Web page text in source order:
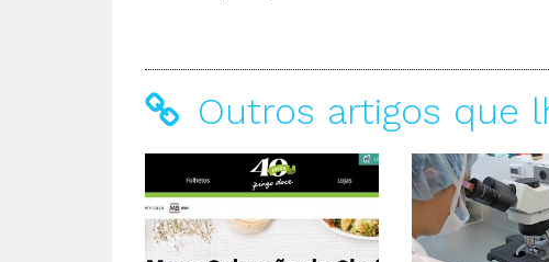
Outros artigos que